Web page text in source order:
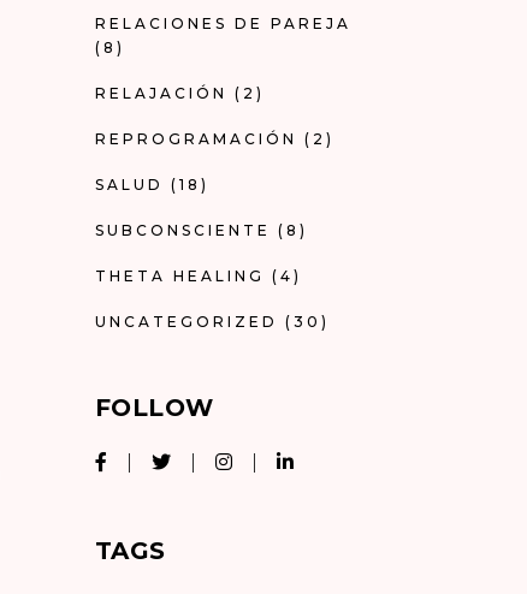
RELACIONES DE PAREJA
(8)
RELAJACIÓN (2)
REPROGRAMACIÓN (2)
SALUD (18)
SUBCONSCIENTE (8)
THETA HEALING (4)
UNCATEGORIZED (30)
FOLLOW
TAGS